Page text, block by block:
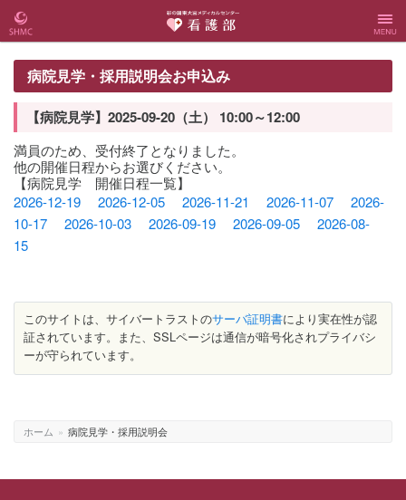
彩の国
東大宮
メディ
カルセ
ンター
彩の国東大宮
ンター 看護
Menu
病院見学・採用説明会お申込み
【病院見学】2025-09-20（土） 10:00～12:00
満員のため、受付終了となりました。
他の開催日程からお選びください。
【病院見学 開催日程一覧】
2026-12-19
2026-12-05 2026-11-21 2026-11-07
2026-
10-17
2026-10-03 2026-09-19 2026-09-05
2026-08-
15
このサイトは、サイバートラストのサーバ証明書により実在性が認
証されています。また、SSLページは通信が暗号化されプライバシ
ーが守られています。
ホーム » 病院見学・採用説明会